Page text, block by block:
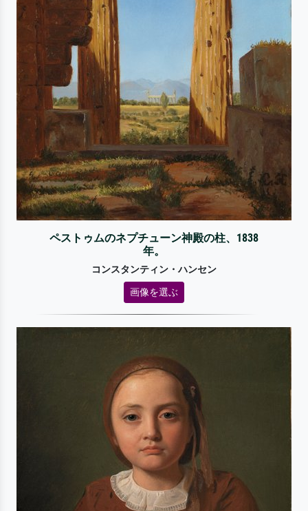
ペストゥムのネプチューン神殿の柱、1838
年。
コンスタンティン・ハンセン
画像を選ぶ